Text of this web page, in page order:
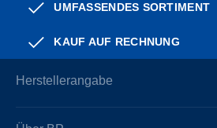
UMFASSENDES SORTIMENT
KAUF AUF RECHNUNG
Herstellerangabe